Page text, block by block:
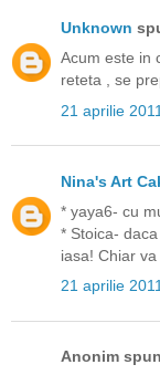
Unknown
Acum este in
reteta , se
21 aprilie
Nina's Art
* yaya6- cu
* Stoica-
iasa! Chiar
21 aprilie
Anonim